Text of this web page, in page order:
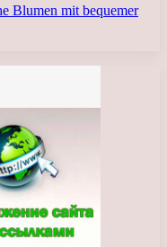
Blumen mit bequemer